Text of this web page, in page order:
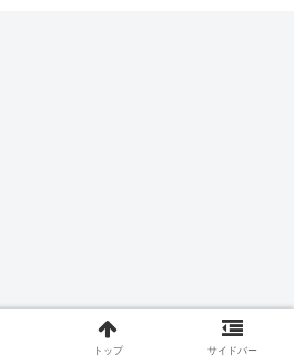
トップ サイドバー